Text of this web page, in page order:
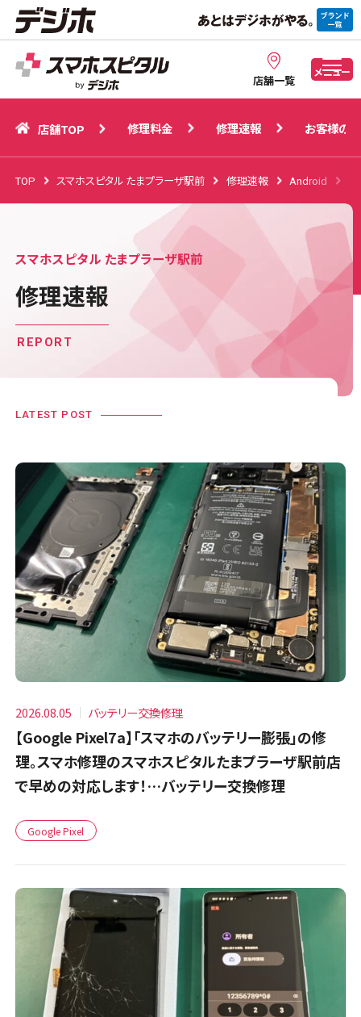
店舗一覧
メニュー
店舗TOP 修理速報 お客様の声
店舗TOP 修理料金 修理速報 お客様の声
TOP スマホスピタル たまプラーザ駅前 修理速報 Android
スマホスピタル たまプラーザ駅前
修理速報
REPORT
LATEST POST
2026.08.05 バッテリー交換修理
【Google Pixel7a】「スマホのバッテリー膨張」の修
理。スマホ修理のスマホスピタルたまプラーザ駅前店
で早めの対応します！…バッテリー交換修理
Google Pixel